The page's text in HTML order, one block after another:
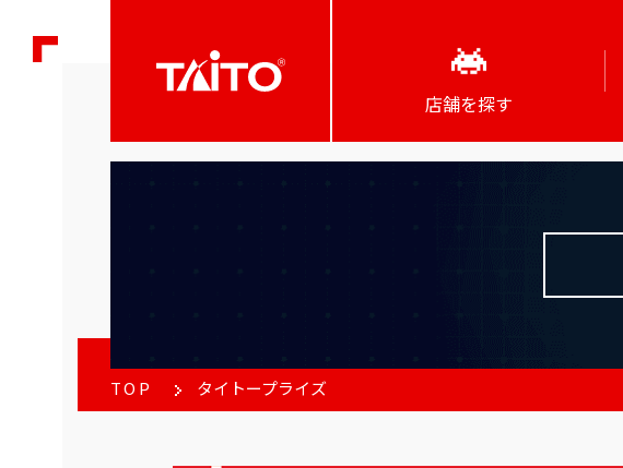
店舗を探す
TOP タイトープライズ